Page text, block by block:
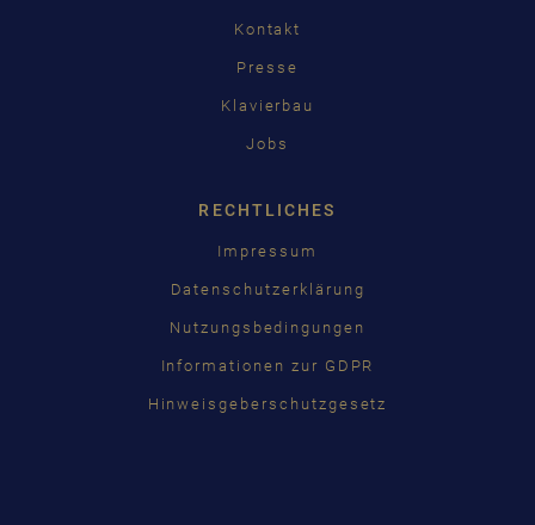
Kontakt
Presse
Klavierbau
Jobs
RECHTLICHES
Impressum
Datenschutzerklärung
Nutzungsbedingungen
Informationen zur GDPR
Hinweisgeberschutzgesetz